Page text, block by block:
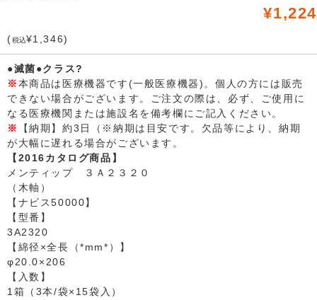
¥1,224
(税込¥1,346)
●滅菌●クラス?
※本商品は医療機器です(一般医療機器)。個人の方には販売
できない場合がございます。ご注文の際は、必ず、ご使用に
なる医療機関または施設名を備考欄にご記入ください。
※
【納期】約3日（※納期は目安です。欠品等により、納期
が大幅に遅れる場合がございます。
【2016カタログ商品】
メンティップ ３Ａ２３２０
（木軸）
【ナビス50000】
【型番】
3A2320
【綿径×全長（*mm*）】
φ20.0×206
【入数】
1箱（3本/袋×15袋入）